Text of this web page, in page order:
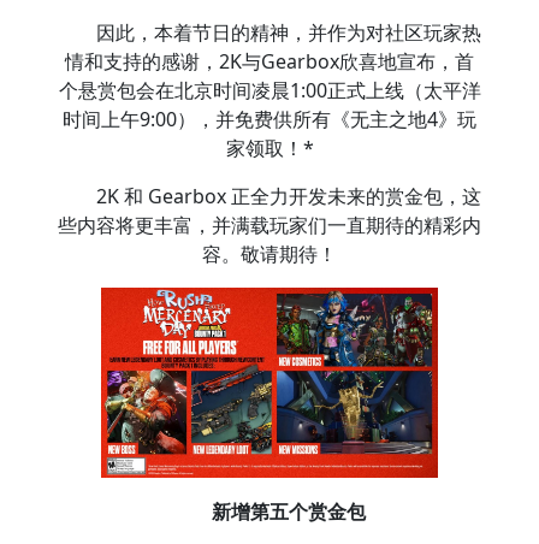
因此，本着节日的精神，并作为对社区玩家热
情和支持的感谢，2K与Gearbox欣喜地宣布，首
个悬赏包会在北京时间凌晨1:00正式上线（太平洋
时间上午9:00），并免费供所有《无主之地4》玩
家领取！*
2K 和 Gearbox 正全力开发未来的赏金包，这
些内容将更丰富，并满载玩家们一直期待的精彩内
容。敬请期待！
新增第五个赏金包